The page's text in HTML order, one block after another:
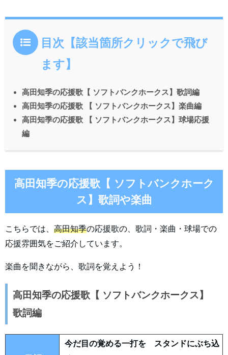
目次【該当箇所クリックで飛び
ます】
高田知季の応援歌【 ソフトバンクホークス】歌詞編
高田知季の応援歌 【 ソフトバンクホークス】楽曲編
高田知季の応援歌 【 ソフトバンクホークス】球場応援
編
高田知季の応援歌【 ソフトバンクホーク
ス】歌詞や楽曲
こちらでは、 高田知季の応援歌の、歌詞・楽曲・球場での
応援雰囲気をご紹介しています。
楽曲を聞きながら、歌詞を覚えよう！
高田知季の応援歌【 ソフトバンクホークス】
歌詞編
今だ目の覚める一打を スタンドにぶち込